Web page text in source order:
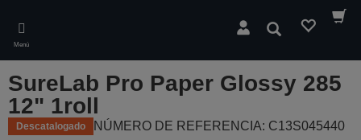
main
content
Menú
Buscar
SureLab Pro Paper Glossy 285
12" 1roll
Descatalogado NÚMERO DE REFERENCIA: C13S045440